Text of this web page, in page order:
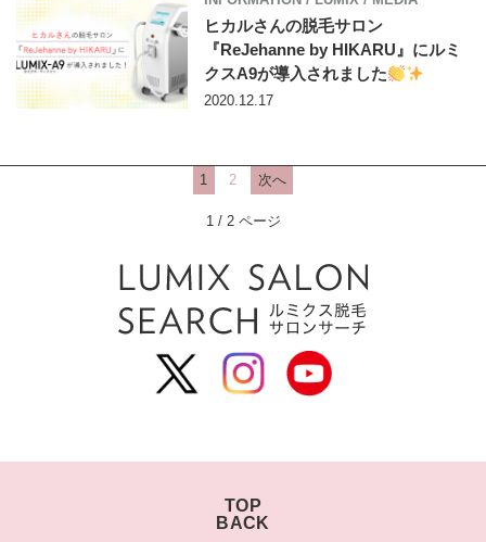
ヒカルさんの脱毛サロン
『ReJehanne by HIKARU』にルミ
クスA9が導入されました
2020.12.17
1 2 次へ
1 / 2 ページ
TOP
BACK